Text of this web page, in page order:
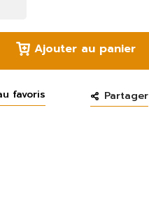
Ajouter au panier
favoris Partager